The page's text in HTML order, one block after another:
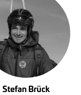
Stefan Brück